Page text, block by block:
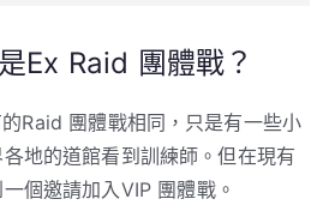
Ex Raid 團體戰？
Raid 團體戰相同，只是有一些小
地的道館看到訓練師。但在現有
個邀請加入VIP 團體戰。